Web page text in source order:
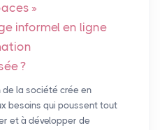
»
informel en ligne
?
de la société crée en
besoins qui poussent tout
et à développer de